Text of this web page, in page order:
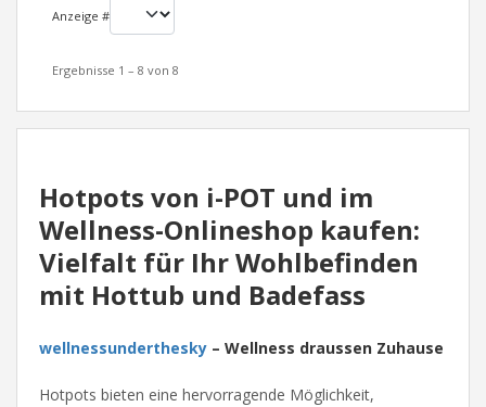
Anzeige #
Ergebnisse 1 – 8 von 8
Hotpots von i-POT und im
Wellness-Onlineshop kaufen:
Vielfalt für Ihr Wohlbefinden
mit Hottub und Badefass
wellnessunderthesky – Wellness draussen Zuhause
Hotpots bieten eine hervorragende Möglichkeit,